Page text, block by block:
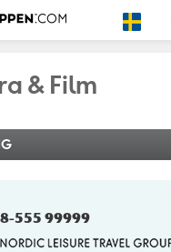
& Film
555 99999